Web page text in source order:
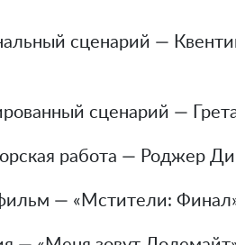
сценарий —
сценарий —
работа — Роджер
— «Мстители: